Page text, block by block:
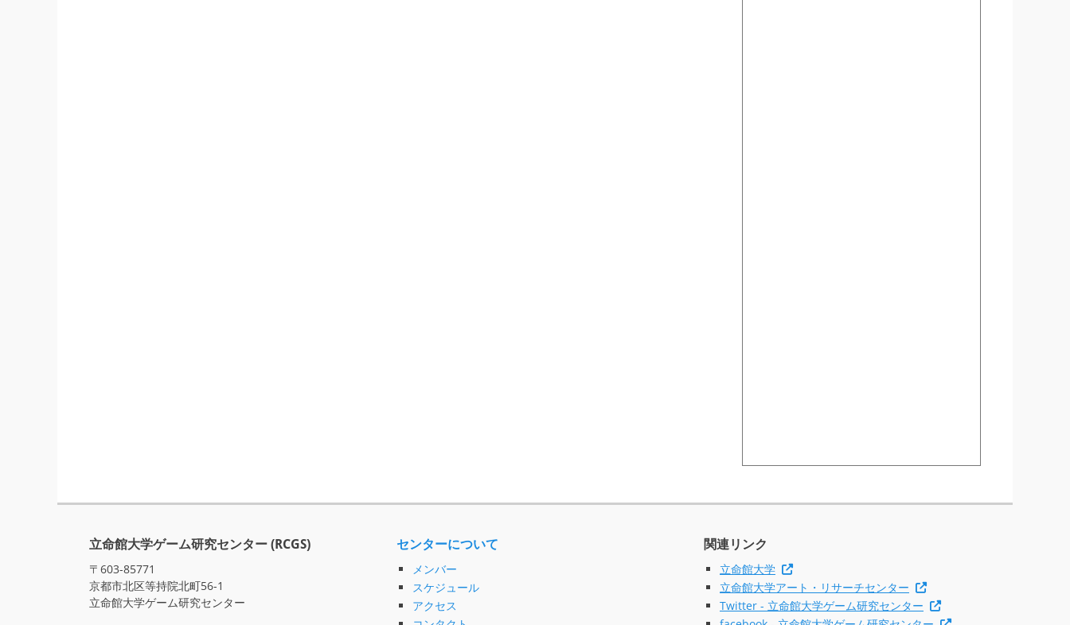
立命館大学ゲーム研究センター (RCGS)
〒603-85771
京都市北区等持院北町56-1
立命館大学ゲーム研究センター
センターについて
メンバー
スケジュール
アクセス
関連リンク
立命館大学
立命館大学アート・リサーチセンター
Twitter - 立命館大学ゲーム研究センター